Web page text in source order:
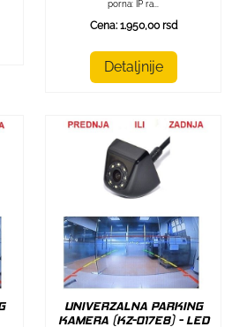
porna: IP ra...
Cena: 1.950,00 rsd
Detaljnije
UNIVERZALNA PARKING
KAMERA (KZ-017E8) - LED